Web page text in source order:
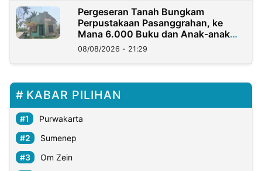
Pergeseran Tanah Bungkam
Perpustakaan Pasanggrahan, ke
Mana 6.000 Buku dan Anak-anak
Kini?
08/08/2026 - 21:29
KABAR PILIHAN
Purwakarta
Sumenep
Om Zein